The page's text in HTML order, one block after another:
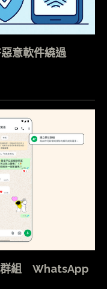
意軟件繞過
群組 WhatsApp